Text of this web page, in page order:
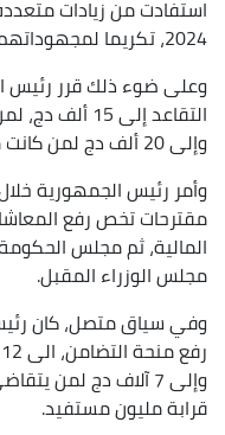
2024، تكريما لمجهوداتهم المهنية.
وعلى ضوء ذلك قرر رئيس
وإلى 20 ألف دج لمن كانت معاشاتهم تبلغ 15 ألف دج.
وأمر رئيس الجمهورية خلال
مقترحات تخص رفع
المالية، ثم مجلس
مجلس الوزراء المقبل.
قرابة مليون مستفيد.